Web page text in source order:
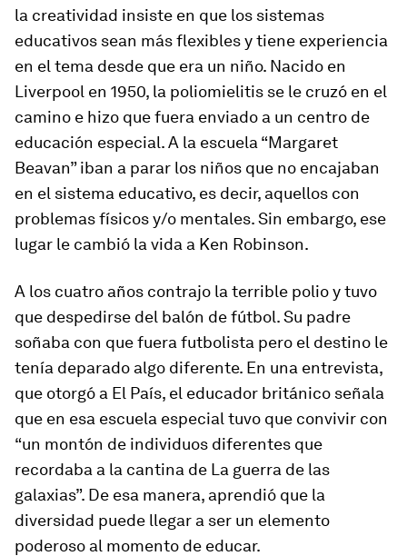
la creatividad insiste en que los sistemas
educativos sean más flexibles y tiene experiencia
en el tema desde que era un niño. Nacido en
Liverpool en 1950, la poliomielitis se le cruzó en el
camino e hizo que fuera enviado a un centro de
educación especial. A la escuela “Margaret
Beavan” iban a parar los niños que no encajaban
en el sistema educativo, es decir, aquellos con
problemas físicos y/o mentales. Sin embargo, ese
lugar le cambió la vida a Ken Robinson.
A los cuatro años contrajo la terrible polio y tuvo
que despedirse del balón de fútbol. Su padre
soñaba con que fuera futbolista pero el destino le
tenía deparado algo diferente. En una entrevista,
que otorgó a El País, el educador británico señala
que en esa escuela especial tuvo que convivir con
“un montón de individuos diferentes que
recordaba a la cantina de La guerra de las
galaxias”. De esa manera, aprendió que la
diversidad puede llegar a ser un elemento
poderoso al momento de educar.